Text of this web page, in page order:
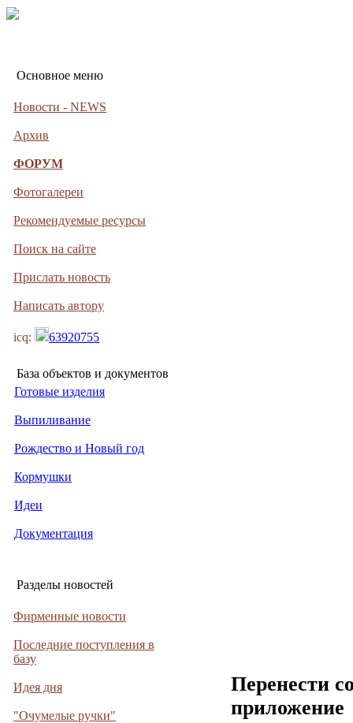
Основное меню
Новости - NEWS
Архив
ФОРУМ
Фотогалереи
Рекомендуемые ресурсы
Поиск на сайте
Прислать новость
Написать автору
icq: 63920755
База объектов и документов
Готовые изделия
Выпиливание
Рождество и Новый год
Кормушки
Идеи
Документация
Разделы новостей
Фирменные новости
Последние поступления в
базу
Идея дня
"Очумелые ручки"
Перенести
приложение